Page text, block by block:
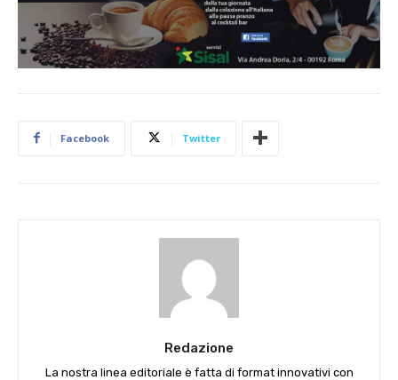
Facebook Twitter
Redazione
La nostra linea editoriale è fatta di format innovativi con